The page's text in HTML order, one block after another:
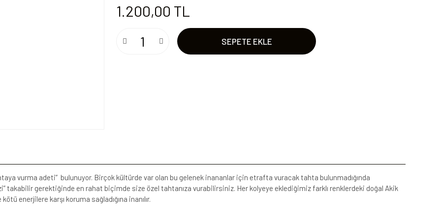
1.200,00 TL
SEPETE EKLE
vurma adeti” bulunuyor. Birçok kültürde var olan bu gelenek inananlar için etrafta vuracak tahta bulunmadığında
takabilir gerektiğinde en rahat biçimde size özel tahtanıza vurabilirsiniz. Her kolyeye eklediğimiz farklı renklerdeki doğal Akik
enerjilere karşı koruma sağladığına inanılır.